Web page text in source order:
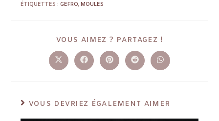
ÉTIQUETTES :GEFRO, MOULES
VOUS AIMEZ ? PARTAGEZ !
VOUS DEVRIEZ ÉGALEMENT AIMER